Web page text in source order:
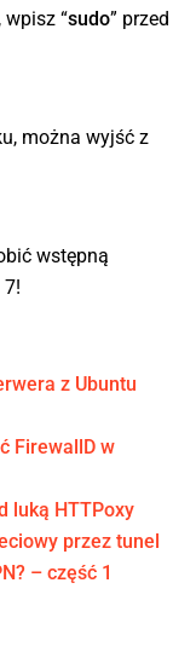
“sudo” przed
można wyjść z
wstępną
7!
z Ubuntu
FirewallD w
luką HTTPoxy
przez tunel
– część 1